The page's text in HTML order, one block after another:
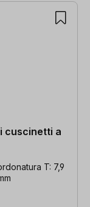
cuscinetti a
T: 7,9